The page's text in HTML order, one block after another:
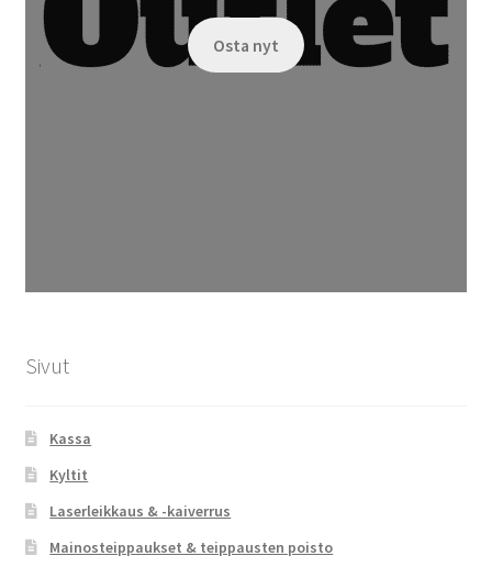
Osta nyt
Sivut
Kassa
Kyltit
Laserleikkaus & -kaiverrus
Mainosteippaukset & teippausten poisto